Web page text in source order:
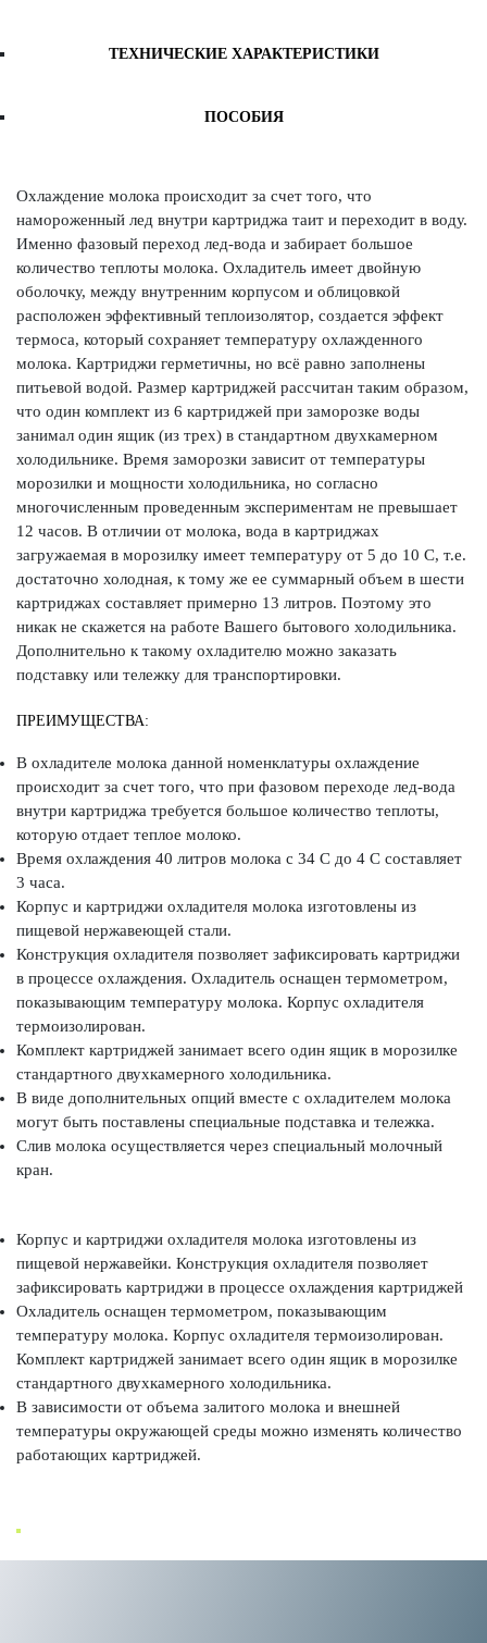
ТЕХНИЧЕСКИЕ ХАРАКТЕРИСТИКИ
ПОСОБИЯ
Охлаждение молока происходит за счет того, что
намороженный лед внутри картриджа таит и переходит в воду.
Именно фазовый переход лед-вода и забирает большое
количество теплоты молока. Охладитель имеет двойную
оболочку, между внутренним корпусом и облицовкой
расположен эффективный теплоизолятор, создается эффект
термоса, который сохраняет температуру охлажденного
молока. Картриджи герметичны, но всё равно заполнены
питьевой водой. Размер картриджей рассчитан таким образом,
что один комплект из 6 картриджей при заморозке воды
занимал один ящик (из трех) в стандартном двухкамерном
холодильнике. Время заморозки зависит от температуры
морозилки и мощности холодильника, но согласно
многочисленным проведенным экспериментам не превышает
12 часов. В отличии от молока, вода в картриджах
загружаемая в морозилку имеет температуру от 5 до 10 С, т.е.
достаточно холодная, к тому же ее суммарный объем в шести
картриджах составляет примерно 13 литров. Поэтому это
никак не скажется на работе Вашего бытового холодильника.
Дополнительно к такому охладителю можно заказать
подставку или тележку для транспортировки.
ПРЕИМУЩЕСТВА:
В охладителе молока данной номенклатуры охлаждение
происходит за счет того, что при фазовом переходе лед-вода
внутри картриджа требуется большое количество теплоты,
которую отдает теплое молоко.
Время охлаждения 40 литров молока с 34 С до 4 С составляет
3 часа.
Корпус и картриджи охладителя молока изготовлены из
пищевой нержавеющей стали.
Конструкция охладителя позволяет зафиксировать картриджи
в процессе охлаждения. Охладитель оснащен термометром,
показывающим температуру молока. Корпус охладителя
термоизолирован.
Комплект картриджей занимает всего один ящик в морозилке
стандартного двухкамерного холодильника.
В виде дополнительных опций вместе с охладителем молока
могут быть поставлены специальные подставка и тележка.
Слив молока осуществляется через специальный молочный
кран.
Корпус и картриджи охладителя молока изготовлены из
пищевой нержавейки. Конструкция охладителя позволяет
зафиксировать картриджи в процессе охлаждения картриджей
Охладитель оснащен термометром, показывающим
температуру молока. Корпус охладителя термоизолирован.
Комплект картриджей занимает всего один ящик в морозилке
стандартного двухкамерного холодильника.
В зависимости от объема залитого молока и внешней
температуры окружающей среды можно изменять количество
работающих картриджей.